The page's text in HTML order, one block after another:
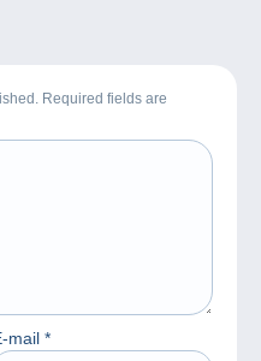
Required fields are
mail *